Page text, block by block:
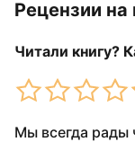
Рецензии на
Читали книгу?
Мы всегда рады